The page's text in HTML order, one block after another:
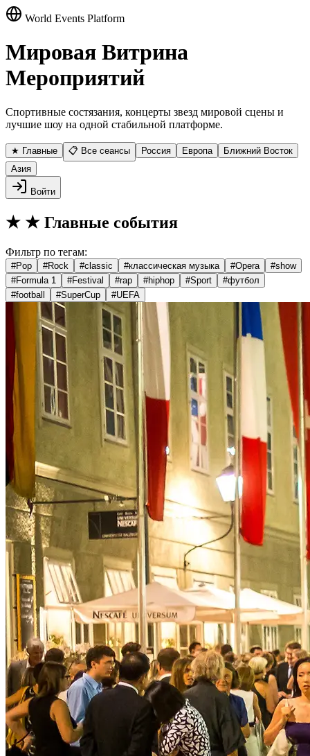
World Events Platform
Мировая Витрина
Мероприятий
Спортивные состязания, концерты звезд мировой сцены и
лучшие шоу на одной стабильной платформе.
★ Главные 📋 Все сеансы Россия Европа
Ближний Восток
Азия
Войти
★ ★ Главные события
Фильтр по тегам:
#Pop #Rock #classic #классическая музыка #Opera #show
#Formula 1 #Festival #rap #hiphop #Sport #футбол
#football #SuperCup #UEFA